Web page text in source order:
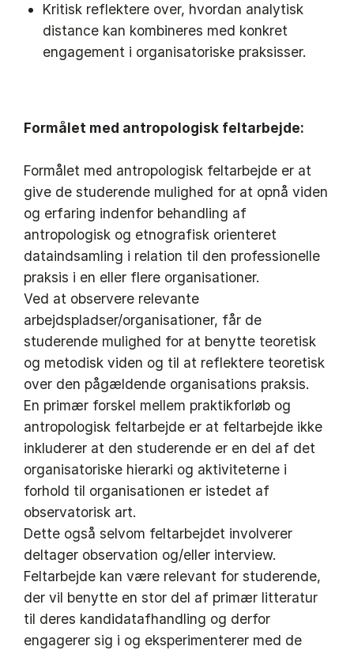
Kritisk reflektere over, hvordan analytisk
distance kan kombineres med konkret
engagement i organisatoriske praksisser.
Formålet med antropologisk feltarbejde:
Formålet med antropologisk feltarbejde er at
give de studerende mulighed for at opnå viden
og erfaring indenfor behandling af
antropologisk og etnografisk orienteret
dataindsamling i relation til den professionelle
praksis i en eller flere organisationer.
Ved at observere relevante
arbejdspladser/organisationer, får de
studerende mulighed for at benytte teoretisk
og metodisk viden og til at reflektere teoretisk
over den pågældende organisations praksis.
En primær forskel mellem praktikforløb og
antropologisk feltarbejde er at feltarbejde ikke
inkluderer at den studerende er en del af det
organisatoriske hierarki og aktiviteterne i
forhold til organisationen er istedet af
observatorisk art.
Dette også selvom feltarbejdet involverer
deltager observation og/eller interview.
Feltarbejde kan være relevant for studerende,
der vil benytte en stor del af primær litteratur
til deres kandidatafhandling og derfor
engagerer sig i og eksperimenterer med de